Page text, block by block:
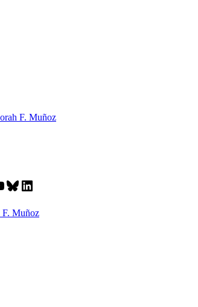
F. Muñoz
Bluesky
LinkedIn